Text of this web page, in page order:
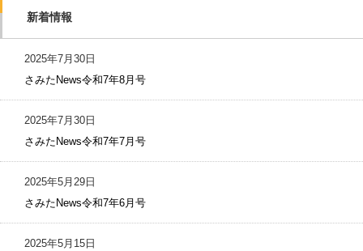
新着情報
2025年7月30日
さみたNews令和7年8月号
2025年7月30日
さみたNews令和7年7月号
2025年5月29日
さみたNews令和7年6月号
2025年5月15日